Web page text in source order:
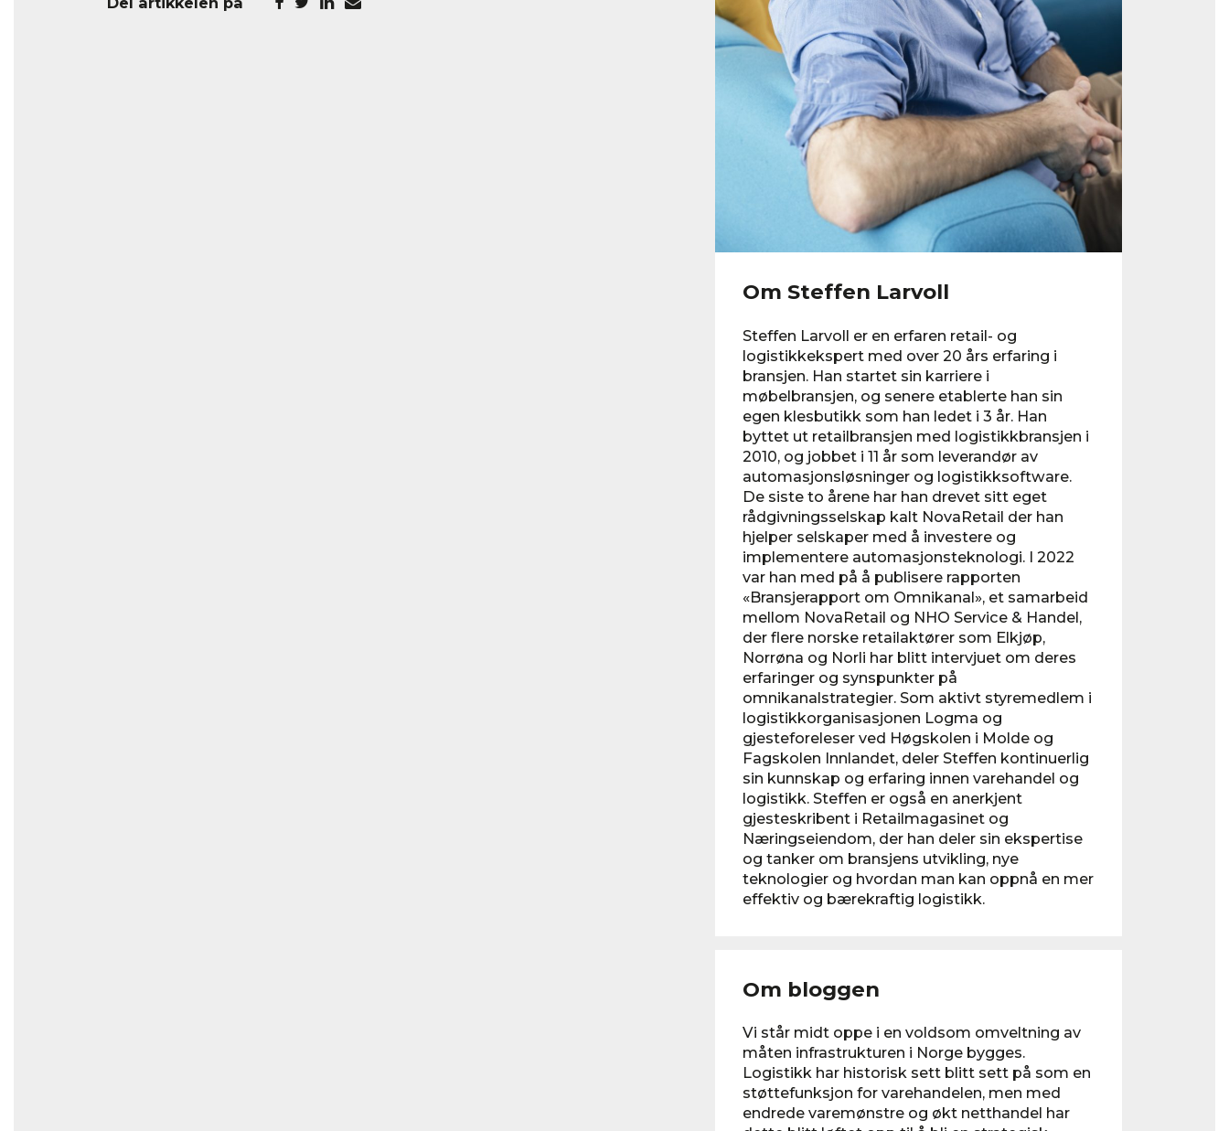
Om Steffen Larvoll
Steffen Larvoll er en erfaren retail- og
logistikkekspert med over 20 års erfaring i
bransjen. Han startet sin karriere i
møbelbransjen, og senere etablerte han sin
egen klesbutikk som han ledet i 3 år. Han
byttet ut retailbransjen med logistikkbransjen i
2010, og jobbet i 11 år som leverandør av
automasjonsløsninger og logistikksoftware.
De siste to årene har han drevet sitt eget
rådgivningsselskap kalt NovaRetail der han
hjelper selskaper med å investere og
implementere automasjonsteknologi. I 2022
var han med på å publisere rapporten
«Bransjerapport om Omnikanal», et samarbeid
mellom NovaRetail og NHO Service & Handel,
der flere norske retailaktører som Elkjøp,
Norrøna og Norli har blitt intervjuet om deres
erfaringer og synspunkter på
omnikanalstrategier. Som aktivt styremedlem i
logistikkorganisasjonen Logma og
gjesteforeleser ved Høgskolen i Molde og
Fagskolen Innlandet, deler Steffen kontinuerlig
sin kunnskap og erfaring innen varehandel og
logistikk. Steffen er også en anerkjent
gjesteskribent i Retailmagasinet og
Næringseiendom, der han deler sin ekspertise
og tanker om bransjens utvikling, nye
teknologier og hvordan man kan oppnå en mer
effektiv og bærekraftig logistikk.
Om bloggen
Vi står midt oppe i en voldsom omveltning av
måten infrastrukturen i Norge bygges.
Logistikk har historisk sett blitt sett på som en
støttefunksjon for varehandelen, men med
endrede varemønstre og økt netthandel har